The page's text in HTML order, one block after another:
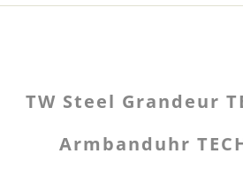
TW Steel Grandeur
Armbanduhr